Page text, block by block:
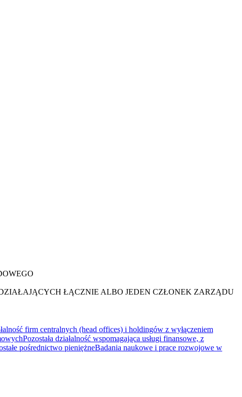
ŁĄCZNIE ALBO JEDEN CZŁONEK ZARZĄDU
firm centralnych (head offices) i holdingów z wyłączeniem
Pozostała działalność wspomagająca usługi finansowe, z
pośrednictwo pieniężneBadania naukowe i prace rozwojowe w